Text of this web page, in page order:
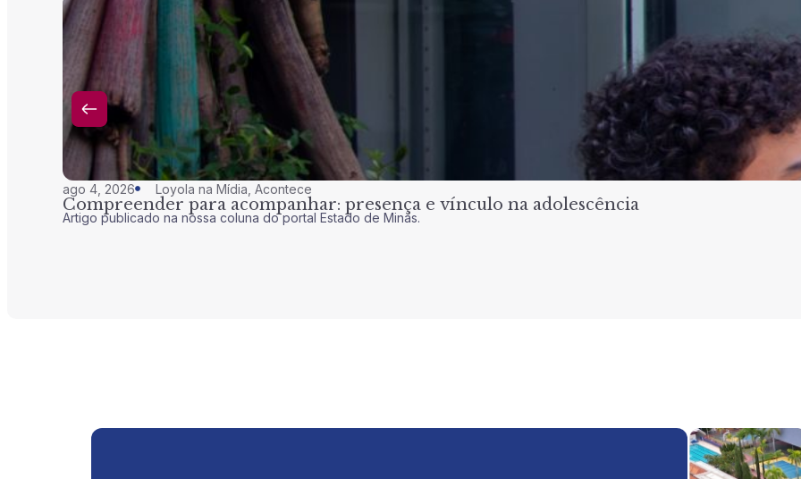
ago 4, 2026 Loyola na Mídia Acontece
Compreender para acompanhar: presença e vínculo na adolescência
Artigo publicado na nossa coluna do portal Estado de Minas.